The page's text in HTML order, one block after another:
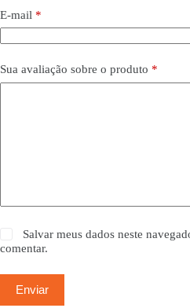
E-mail *
Sua avaliação sobre o produto *
Salvar meus dados neste
comentar.
Enviar